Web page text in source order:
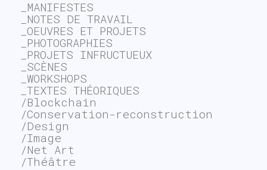
_MANIFESTES
_NOTES DE TRAVAIL
_OEUVRES ET PROJETS
_PHOTOGRAPHIES
_PROJETS INFRUCTUEUX
_SCÈNES
_WORKSHOPS
_TEXTES THÉORIQUES
/Blockchain
/Conservation-reconstruction
/Design
/Image
/Net Art
/Théâtre